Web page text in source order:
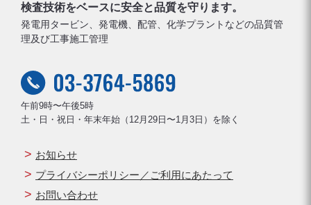
検査技術をベースに安全と品質を守ります。
発電用タービン、発電機、配管、化学プラントなどの品質管
理及び工事施工管理
午前9時〜午後5時
土・日・祝日・年末年始（12月29日〜1月3日）を除く
お知らせ
プライバシーポリシー／ご利用にあたって
お問い合わせ